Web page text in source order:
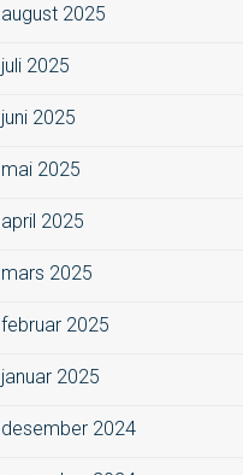
august 2025
juli 2025
juni 2025
mai 2025
april 2025
mars 2025
februar 2025
januar 2025
desember 2024